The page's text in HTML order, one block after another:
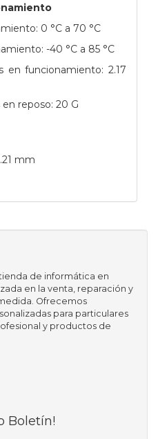
0 °C a 70 °C
-40 °C a 85 °C
en funcionamiento: 2.17
reposo: 20 G
mm
de informática en
en la venta, reparación y
Ofrecemos
para particulares
y productos de
Boletín!